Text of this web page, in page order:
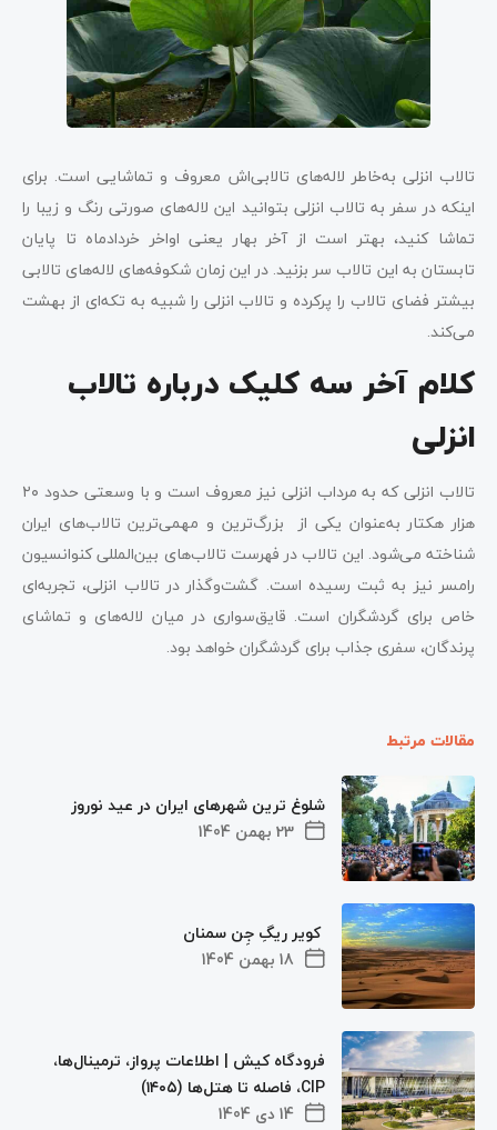
تالاب انزلی به‌خاطر لاله‌های تالابی‌اش معروف و تماشایی است. برای
اینکه در سفر به تالاب انزلی بتوانید این لاله‌های صورتی رنگ و زیبا را
تماشا کنید، بهتر است از آخر بهار یعنی اواخر خردادماه تا پایان
تابستان به این تالاب سر بزنید. در این زمان شکوفه‌های لاله‌های تالابی
بیشتر فضای تالاب را پرکرده و تالاب انزلی را شبیه به تکه‌ای از بهشت
می‌کند.
کلام آخر سه کلیک درباره تالاب
انزلی
تالاب انزلی که به مرداب انزلی نیز معروف است و با وسعتی حدود ۲۰
هزار هکتار به‌عنوان یکی از بزرگ‌ترین و مهمی‌ترین تالاب‌های ایران
شناخته می‌شود. این تالاب در فهرست تالاب‌های بین‌المللی کنوانسیون
رامسر نیز به ثبت رسیده است. گشت‌وگذار در تالاب انزلی، تجربه‌ای
خاص برای گردشگران است. قایق‌سواری در میان لاله‌های و تماشای
پرندگان، سفری جذاب برای گردشگران خواهد بود.
مقالات مرتبط
23 بهمن 1404
شلوغ ترین شهرهای ایران در عید نوروز
18 بهمن 1404
کویر ریگِ جِن سمنان
14 دی 1404
فرودگاه کیش | اطلاعات پرواز، ترمینال‌ها،
CIP، فاصله تا هتل‌ها (۱۴۰۵)